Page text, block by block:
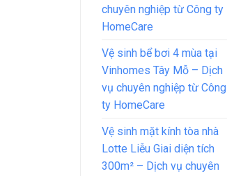
chuyên nghiệp từ Công ty
HomeCare
Vệ sinh bể bơi 4 mùa tại
Vinhomes Tây Mỗ – Dịch
vụ chuyên nghiệp từ Công
ty HomeCare
Vệ sinh mặt kính tòa nhà
Lotte Liễu Giai diện tích
300m² – Dịch vụ chuyên